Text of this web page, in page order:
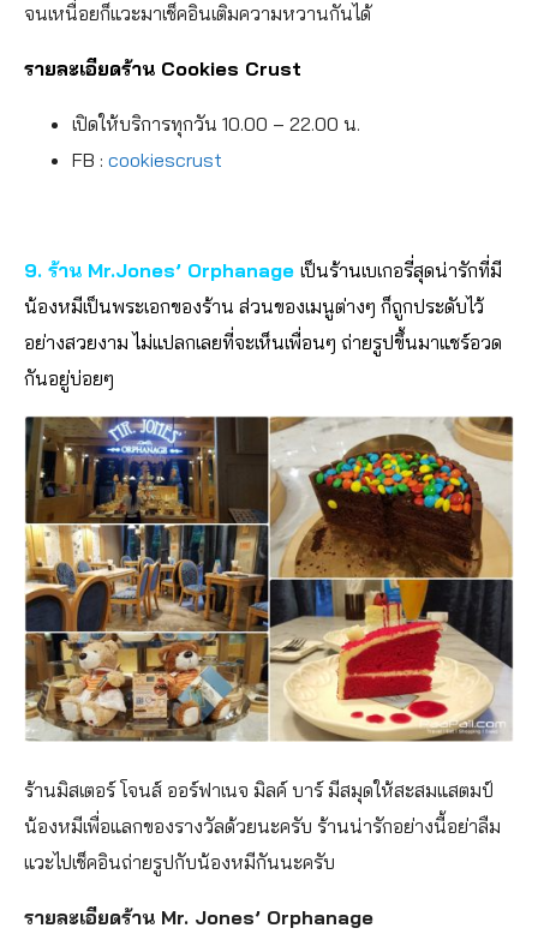
จนเหนื่อยก็แวะมาเช็คอินเติมความหวานกันได้
รายละเอียดร้าน Cookies Crust
เปิดให้บริการทุกวัน 10.00 – 22.00 น.
FB : cookiescrust
9. ร้าน Mr.Jones’ Orphanage เป็นร้านเบเกอรี่สุดน่ารักที่มี
น้องหมีเป็นพระเอกของร้าน ส่วนของเมนูต่างๆ ก็ถูกประดับไว้
อย่างสวยงาม ไม่แปลกเลยที่จะเห็นเพื่อนๆ ถ่ายรูปขึ้นมาแชร์อวด
กันอยู่บ่อยๆ
ร้านมิสเตอร์ โจนส์ ออร์ฟาเนจ มิลค์ บาร์ มีสมุดให้สะสมแสตมป์
น้องหมีเพื่อแลกของรางวัลด้วยนะครับ ร้านน่ารักอย่างนี้อย่าลืม
แวะไปเช็คอินถ่ายรูปกับน้องหมีกันนะครับ
รายละเอียดร้าน Mr. Jones’ Orphanage